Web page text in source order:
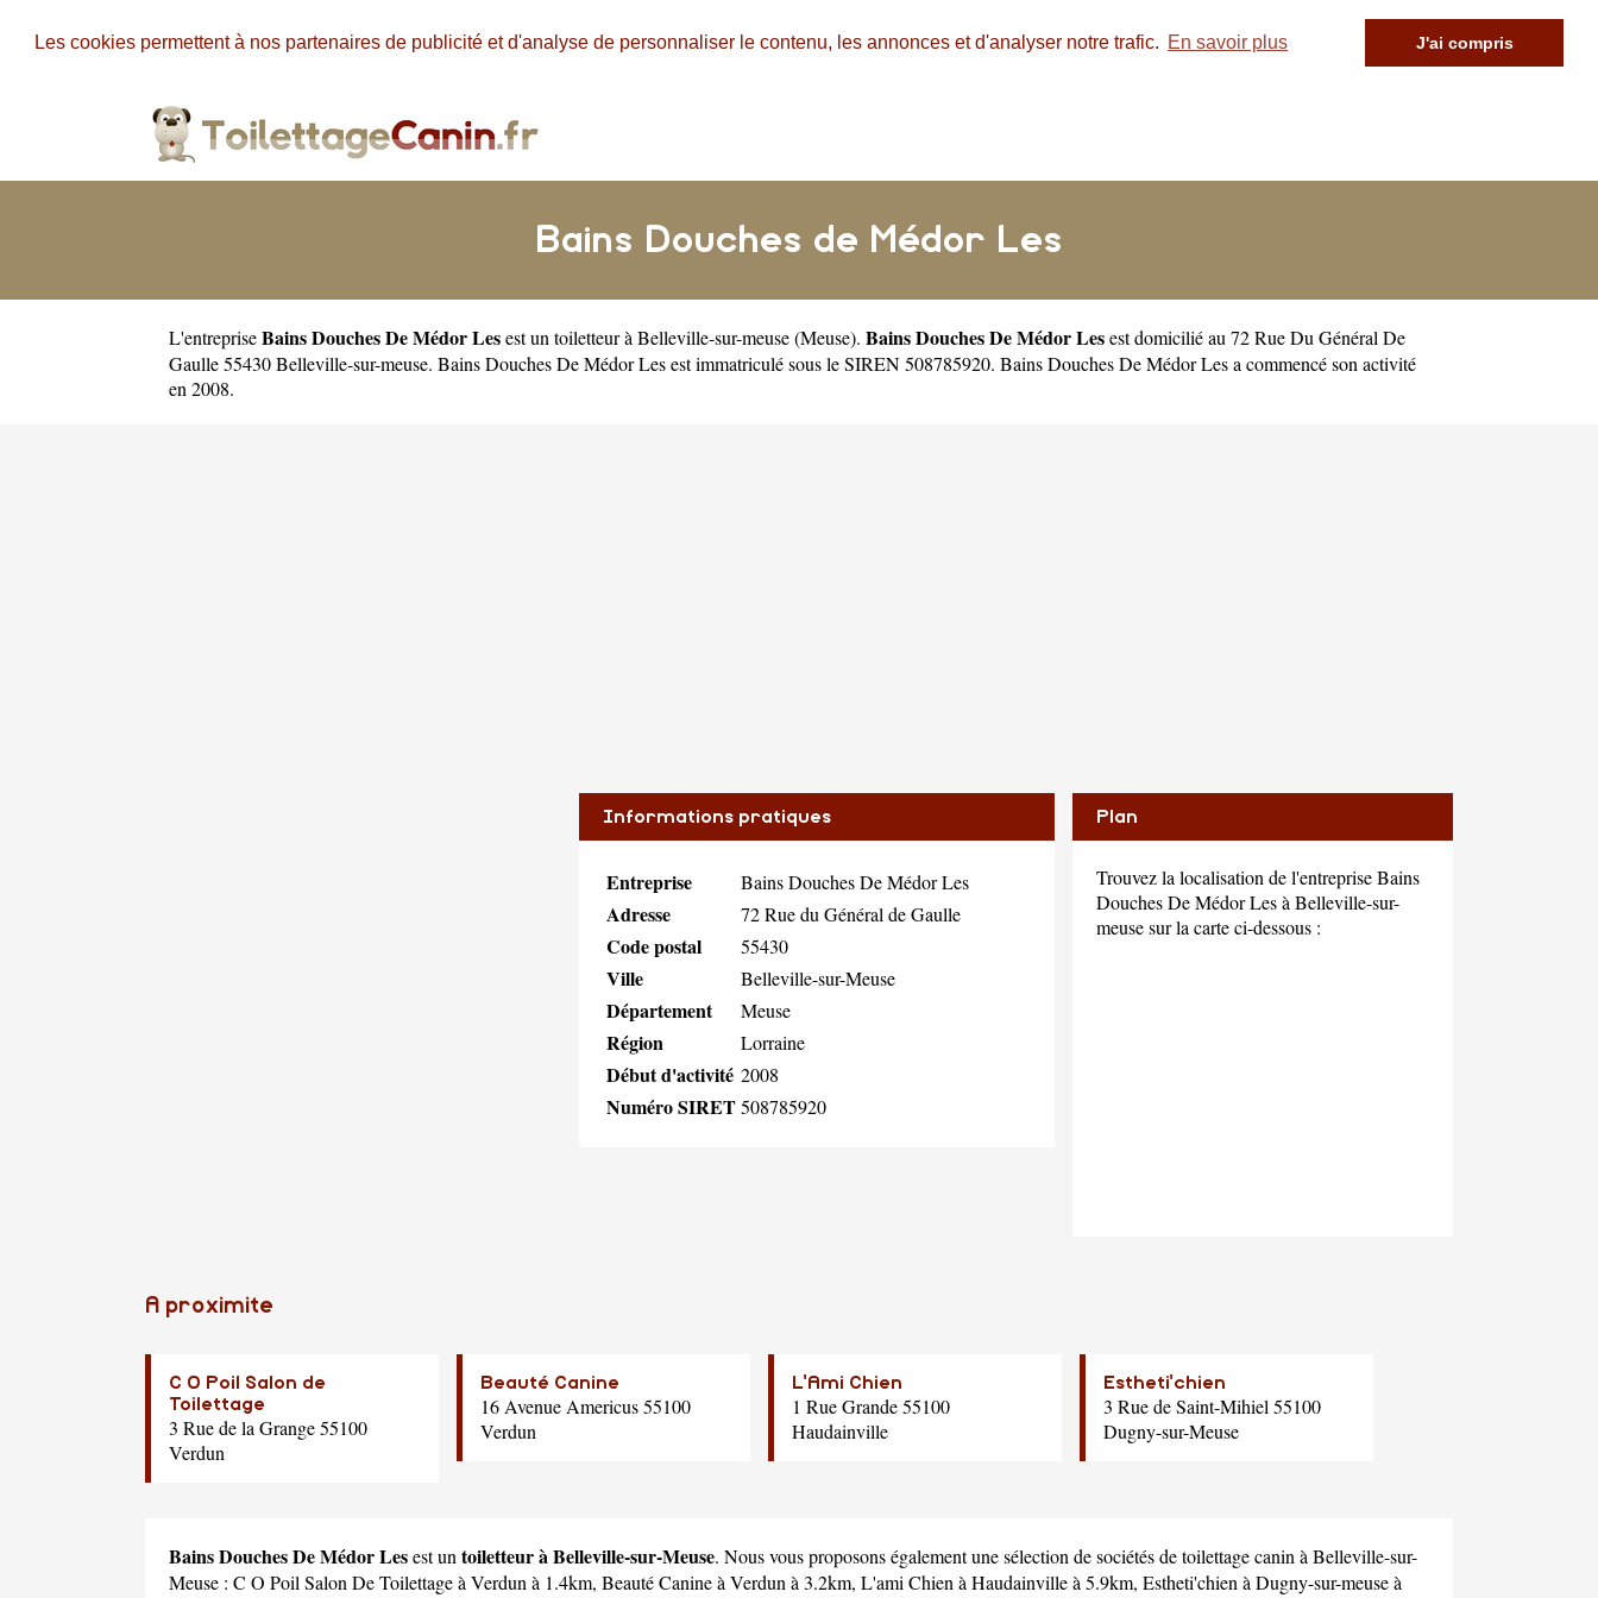
Les cookies permettent à nos partenaires de publicité et d'analyse de personnaliser le contenu, les annonces et d'analyser notre trafic. En savoir plus J'ai compris
Bains Douches de Médor Les
L'entrepriseBains Douches De Médor Lesest un toiletteur à Belleville-sur-meuse(Meuse). Bains Douches De Médor Lesest domicilié au 72 Rue Du Général De
Gaulle 55430 Belleville-sur-meuse. Bains Douches De Médor Les est immatriculé sous le SIREN 508785920. Bains Douches De Médor Les a commencé son activité
en 2008.
Informations pratiques
Entreprise Bains Douches De Médor Les
Adresse 72 Rue du Général de Gaulle
Code postal 55430
Ville Belleville-sur-Meuse
Département Meuse
Région Lorraine
Début d'activité 2008
Numéro SIRET508785920
Plan
Trouvez la localisation de l'entreprise Bains
Douches De Médor Les à Belleville-sur-
meuse sur la carte ci-dessous :
A proximite
C O Poil Salon de
Toilettage
3 Rue de la Grange 55100
Verdun
Beauté Canine
16 Avenue Americus 55100
Verdun
L'Ami Chien
1 Rue Grande 55100
Haudainville
Estheti'chien
3 Rue de Saint-Mihiel 55100
Dugny-sur-Meuse
Bains Douches De Médor Lesest untoiletteur à Belleville-sur-Meuse. Nous vous proposons également une sélection de sociétés de toilettage canin à Belleville-sur-
Meuse : C O Poil Salon De Toilettageà Verdun à 1.4km, Beauté Canineà Verdun à 3.2km, L'ami Chienà Haudainville à 5.9km, Estheti'chienà Dugny-sur-meuse à